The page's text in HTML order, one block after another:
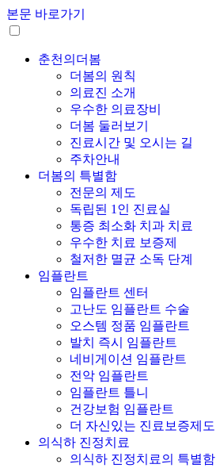
본문 바로가기
춘천의더봄
더봄의 원칙
의료진 소개
우수한 의료장비
더봄 둘러보기
진료시간 및 오시는 길
주차안내
더봄의 특별함
전문의 제도
독립된 1인 진료실
통증 최소화 치과 치료
우수한 치료 보증제
철저한 멸균 소독 단계
임플란트
임플란트 센터
고난도 임플란트 수술
오스템 정품 임플란트
발치 즉시 임플란트
네비게이션 임플란트
전악 임플란트
임플란트 틀니
건강보험 임플란트
더 자신있는 진료보증제도
의식하 진정치료
의식하 진정치료의 특별함